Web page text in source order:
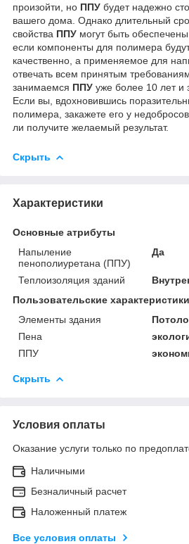
произойти, но ППУ будет надежно
вашего дома. Однако длительный
свойства ППУ могут быть
если компоненты для полимера
качественно, а применяемое для
отвечать всем принятым
занимаемся ППУ уже более 10 лет и
Если вы, вдохновившись
полимера, закажете его у
ли получите желаемый результат.
Скрыть
Характеристики
Основные атрибуты
Напыление
пенополиуретана (ППУ)
Да
Теплоизоляция зданий
Пользовательские характеристики
Элементы здания
Пена
ППУ
Скрыть
Условия оплаты
Оказание услуги только по
Наличными
Безналичный расчет
Наложенный платеж
Все условия оплаты